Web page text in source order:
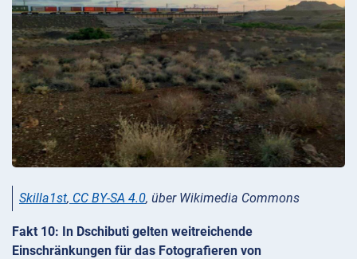
Skilla1st, CC BY-SA 4.0, über Wikimedia Commons
Fakt 10: In Dschibuti gelten weitreichende
Einschränkungen für das Fotografieren von